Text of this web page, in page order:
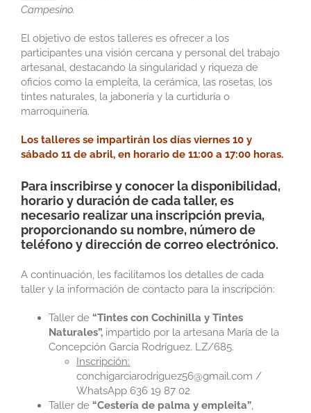
Campesino.
El objetivo de estos talleres es ofrecer a los
participantes una visión cercana y personal del trabajo
artesanal, destacando la singularidad y riqueza de
oficios como la empleita, la cerámica, las rosetas, los
tintes naturales, la jabonería y la curtiduría o
marroquinería.
Los talleres se impartirán los días viernes 10 y
sábado 11 de abril, en horario de 11:00 a 17:00 horas.
Para inscribirse y conocer la disponibilidad,
horario y duración de cada taller, es
necesario realizar una inscripción previa,
proporcionando su nombre, número de
teléfono y dirección de correo electrónico.
A continuación, les facilitamos los detalles de cada
taller y la información de contacto para la inscripción:
Taller de“Tintes con Cochinilla y Tintes
Naturales”,impartido por la artesana María de la
Concepción García Rodríguez. LZ/685.
Inscripción:
conchigarciarodriguez56@gmail.com /
WhatsApp 636 19 87 02
Taller de “Cestería de palma y empleita”,